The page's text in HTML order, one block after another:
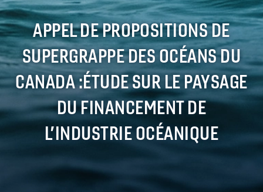
NOTREIMPACT
AMBITION2035
NOUVELLES
RESSOURCES
APPEL DE PROPOSITIONS DE
SUPERGRAPPE DES OCÉANS DU
CANADA :ÉTUDE SUR LE PAYSAGE
DU FINANCEMENT DE
L’INDUSTRIE OCÉANIQUE